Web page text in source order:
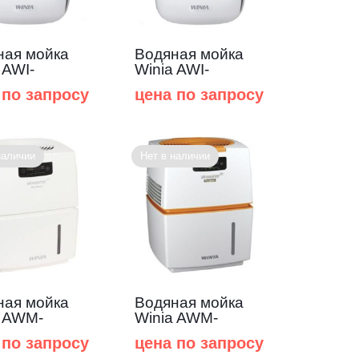
мойка
запросу
Водяная мойка
Winia AWI-
цена по запросу
мойка
запросу
Нет в наличии
Водяная мойка
Winia AWM-
цена по запросу